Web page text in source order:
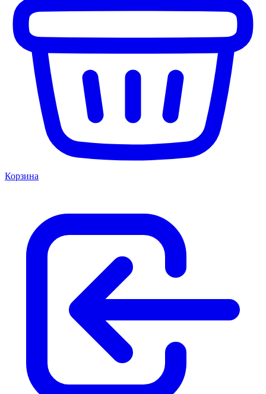
Корзина